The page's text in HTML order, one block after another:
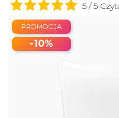
5 / 5
PROMOCJA
-10%